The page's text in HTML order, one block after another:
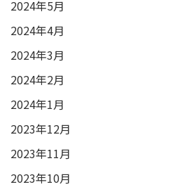
2024年5月
2024年4月
2024年3月
2024年2月
2024年1月
2023年12月
2023年11月
2023年10月